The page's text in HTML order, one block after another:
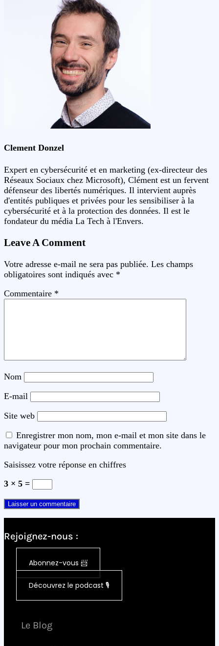
Clement Donzel
Expert en cybersécurité et en marketing (ex-directeur des
Réseaux Sociaux chez Microsoft), Clément est un fervent
défenseur des libertés numériques. Il intervient auprès
d'entités publiques et privées pour les sensibiliser à la
cybersécurité et à la protection des données. Il est le
fondateur du média La Tech à l'Envers.
Leave A Comment
Votre adresse e-mail ne sera pas publiée. Les champs
obligatoires sont indiqués avec *
Commentaire *
Nom
E-mail
Site web
Enregistrer mon nom, mon e-mail et mon site dans le
navigateur pour mon prochain commentaire.
Saisissez votre réponse en chiffres
3 × 5 =
Rejoignez-nous :
Abonnez-vous 📨
Découvrez le podcast 🎙️
Le Blog